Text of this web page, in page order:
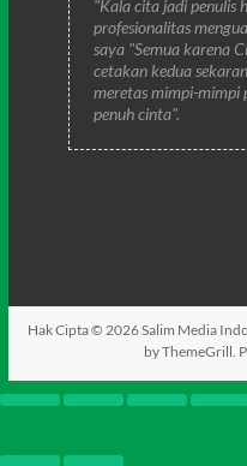
"Kala cita jadi penulis
profesionalitas
saya "Semua karena
cetakan kedua
meretas mimpi-mimpi
penuh cinta".
Hak Cipta © 2026Salim Media
by ThemeGrill.